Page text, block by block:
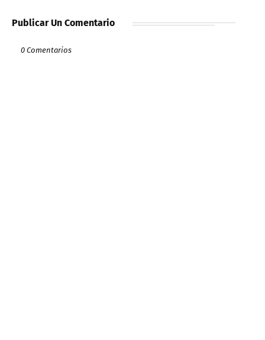
Publicar Un Comentario
0 Comentarios